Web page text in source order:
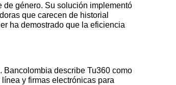
de género. Su solución implementó
que carecen de historial
ha demostrado que la eficiencia
describe Tu360 como
y firmas electrónicas para